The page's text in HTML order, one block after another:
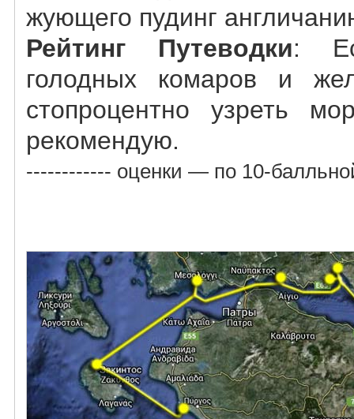
жующего пудинг
Рейтинг Путеводки:
голодных комаров и
стопроцентно узреть
рекомендую.
------------ оценки — по 10-